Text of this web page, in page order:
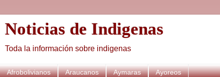
Noticias de Indigenas
Toda la información sobre indigenas
Afrobolivianos Araucanos Aymaras Ayoreos